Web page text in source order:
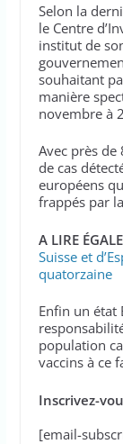
Selon la
le Centre
institut de
souhaitant
manière
novembre à
Avec près
de cas
européens
frappés par
A LIRE
Suisse et
quatorzaine
Enfin un état
population
vaccins à ce
Inscrivez-
[email-